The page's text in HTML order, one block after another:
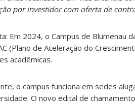
por investidor com oferta de
Em 2024, o Campus de Blumenau
(Plano de Aceleração do
acadêmicas.
o campus funciona em sedes
O novo edital de